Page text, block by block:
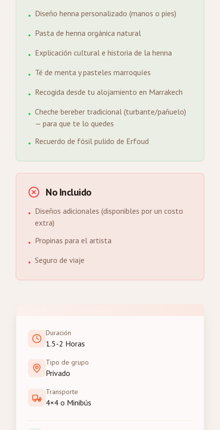
• Diseño henna personalizado (manos o pies)
• Pasta de henna orgánica natural
• Explicación cultural e historia de la henna
• Té de menta y pasteles marroquíes
• Recogida desde tu alojamiento en Marrakech
• Cheche bereber tradicional (turbante/pañuelo)
— para que te lo quedes
• Recuerdo de fósil pulido de Erfoud
No Incluido
• Diseños adicionales (disponibles por un costo
extra)
• Propinas para el artista
• Seguro de viaje
Duración
1.5-2 Horas
Tipo de grupo
Privado
Transporte
4×4 o Minibús